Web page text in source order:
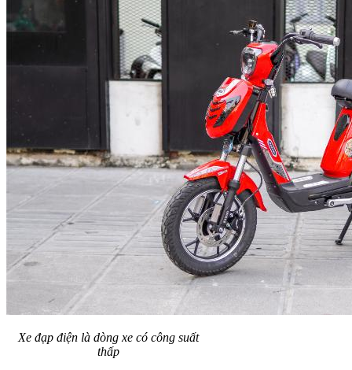
Xe đạp điện là dòng xe có công suất
thấp